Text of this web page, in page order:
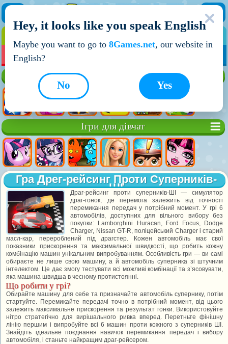
НОВІ ІГРИ
Ігри для дівчат
Гра Дрег-рейсинг Проти Суперників-
ШІ
Драг-рейсинг проти суперників-ШІ — симулятор
драг-гонок, де перемога залежить від точності
перемикання передач у потрібний момент. У грі 6
автомобілів, доступних для вільного вибору без
покупки: Lamborghini Huracan, Ford Focus, Dodge
Charger, Nissan GT-R, поліцейський Charger і старий
масл-кар, перероблений під драгстер. Кожен автомобіль має свої
показники прискорення та максимальної швидкості, що робить кожну
комбінацію машин унікальним випробуванням. Особливість гри — ви самі
обираєте не лише свою машину, а й автомобіль суперника зі штучним
інтелектом. Це дає змогу тестувати всі можливі комбінації та з’ясовувати,
яка машина швидша в чесному протистоянні.
Що робити у грі?
Обирайте машину для себе та призначайте автомобіль супернику, потім
стартуйте. Перемикайте передачі точно в потрібний момент, від цього
залежить максимальне прискорення та результат гонки. Використовуйте
нітро стратегічно для вирішального ривка вперед. Перетньте фінішну
лінію першим і випробуйте всі 6 машин проти кожного з суперників ШІ.
Знайдіть ідеальне поєднання навичок перемикання передач і вибору
автомобіля, і станьте найкращим драг-рейсером.
Hey, it looks like you speak English
Maybe you want to go to 8Games.net, our website in
English?
Yes
No